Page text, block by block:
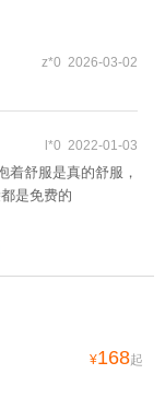
z*0 2026-03-02
l*0 2022-01-03
着舒服是真的舒服，
是免费的
¥168起